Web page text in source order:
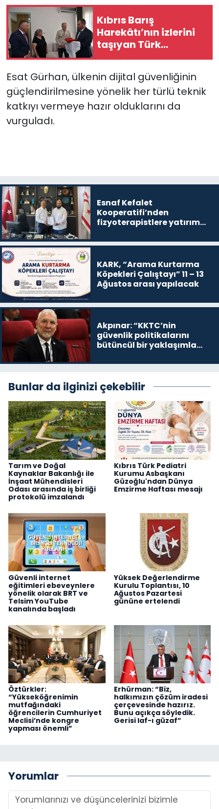
Kıbrıs Barış
Harekâtı’nın izlerini
taşıyan Türk
bayrağı, restorasyon
sürecine alındı
Esat Gürhan, ülkenin dijital güvenliğinin
güçlendirilmesine yönelik her türlü teknik
katkıyı vermeye hazır olduklarını da
vurguladı.
Esnaf Kefalet
Kooperatifi’nden
fizyoterapistlere yatırım
KARK, “Arama Kurtarma
Köpekleri Çalıştayı” 11 – 13
Ağustos arası yapılacak
Akpınar: “KKTC’nin
güvenlik politikalarını
bütüncül bir yaklaşımla
gerekiyor”
Bunlar da ilginizi çekebilir
Tarım ve Doğal
Kaynaklar Bakanlığı ile
İnşaat Mühendisleri
Odası arasında iş birliği
protokolü imzalandı
Kıbrıs Türk Pediatri
Kurumu Asbaşkanı
Güzoğlu'ndan Dünya
Emzirme Haftası mesajı
Güvenli internet
eğitimleri ebeveynlere
yönelik olarak BRT ve
Telsim YouTube
kanalında başladı
Yüksek Değerlendirme
Kurulu Toplantısı, 10
Ağustos Pazartesi
gününe ertelendi
Öztürkler:
“Yükseköğrenimin
mutfağındaki
öğrencilerin Cumhuriyet
Meclisi’nde kongre
yapması önemli”
Erhürman: “Biz,
halkımızın çözüm iradesi
çerçevesinde hazırız.
Bunu açıkça söyledik.
Gerisi laf-ı güzaf”
Yorumlar